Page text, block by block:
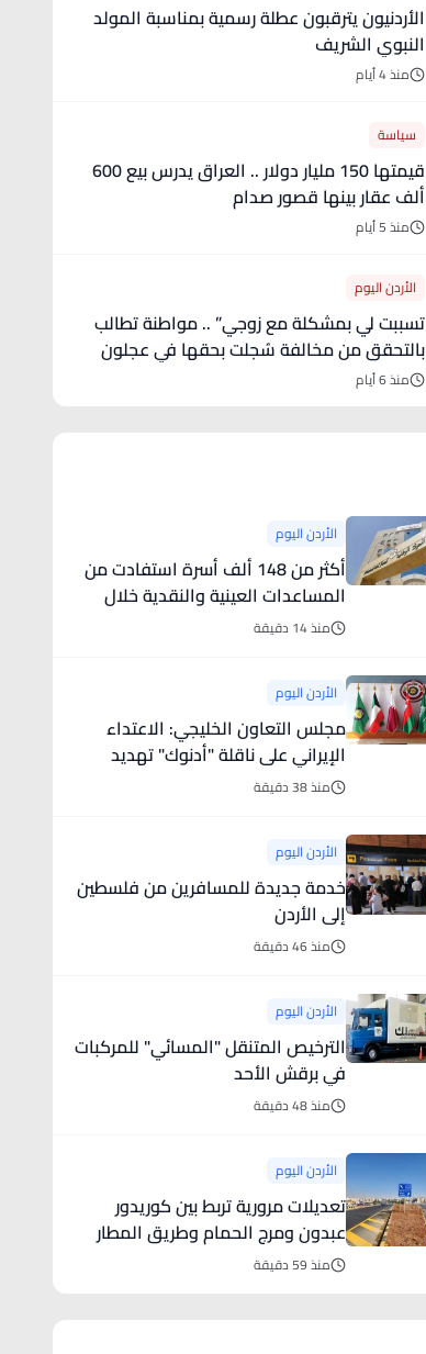
الأردنيون يترقبون عطلة رسمية بمناسبة المولد
النبوي الشريف
منذ 4 أيام
سياسة
قيمتها 150 مليار دولار .. العراق يدرس بيع 600
ألف عقار بينها قصور صدام
منذ 5 أيام
الأردن اليوم
تسببت لي بمشكلة مع زوجي” .. مواطنة تطالب
بالتحقق من مخالفة سُجلت بحقها في عجلون
منذ 6 أيام
الأردن اليوم
أكثر من 148 ألف أسرة استفادت من
المساعدات العينية والنقدية خلال
النصف الأول من العام
منذ 14 دقيقة
الأردن اليوم
مجلس التعاون الخليجي: الاعتداء
الإيراني على ناقلة "أدنوك" تهديد
مباشر للملاحة البحرية
منذ 38 دقيقة
الأردن اليوم
خدمة جديدة للمسافرين من فلسطين
إلى الأردن
منذ 46 دقيقة
الأردن اليوم
الترخيص المتنقل "المسائي" للمركبات
في برقش الأحد
منذ 48 دقيقة
الأردن اليوم
تعديلات مرورية تربط بين كوريدور
عبدون ومرج الحمام وطريق المطار
منذ 59 دقيقة